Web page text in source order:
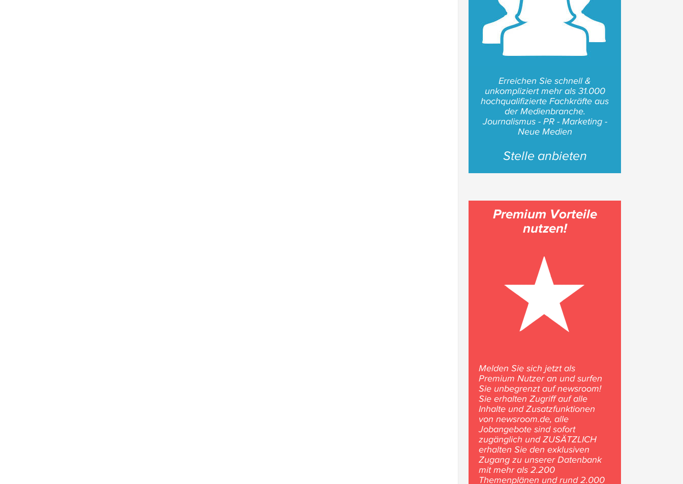
Erreichen Sie schnell &
unkompliziert mehr als 31.000
hochqualifizierte Fachkräfte aus
der Medienbranche.
Journalismus - PR - Marketing -
Neue Medien
Stelle anbieten
Premium Vorteile
nutzen!
Melden Sie sich jetzt als
Premium Nutzer an und surfen
Sie unbegrenzt auf newsroom!
Sie erhalten Zugriff auf alle
Inhalte und Zusatzfunktionen
von newsroom.de, alle
Jobangebote sind sofort
zugänglich und ZUSÄTZLICH
erhalten Sie den exklusiven
Zugang zu unserer Datenbank
mit mehr als 2.200
Themenplänen und rund 2.000